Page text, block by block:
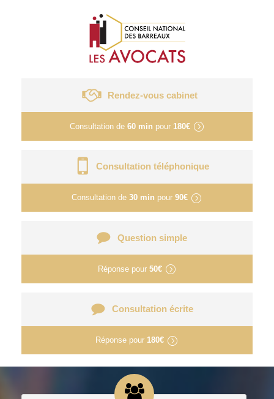
Rendez-vous cabinet
Consultation de 60 min pour 180€
Consultation téléphonique
Consultation de 30 min pour 90€
Question simple
Réponse pour 50€
Consultation écrite
Réponse pour 180€